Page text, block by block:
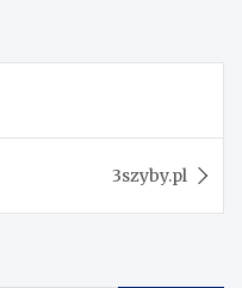
3szyby.pl